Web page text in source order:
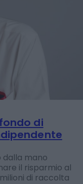
di
dalla mano
il risparmio al
di raccolta